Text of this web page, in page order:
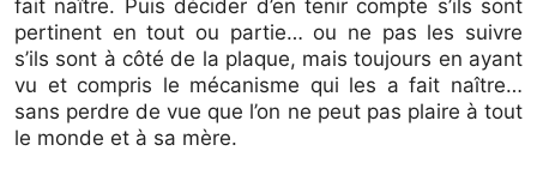
fait naître. Puis décider d’en tenir compte s’ils sont
pertinent en tout ou partie… ou ne pas les suivre
s’ils sont à côté de la plaque, mais toujours en ayant
vu et compris le mécanisme qui les a fait naître…
sans perdre de vue que l’on ne peut pas plaire à tout
le monde et à sa mère.